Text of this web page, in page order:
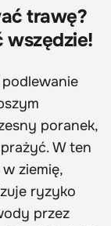
trawę?
wszędzie!
poranek,
W ten
ziemię,
ryzyko
przez